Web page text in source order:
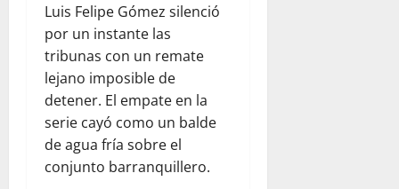
Luis Felipe Gómez silenció
por un instante las
tribunas con un remate
lejano imposible de
detener. El empate en la
serie cayó como un balde
de agua fría sobre el
conjunto barranquillero.